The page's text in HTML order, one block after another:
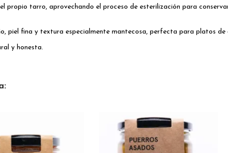
propio tarro, aprovechando el proceso de esterilización para
piel fina y textura especialmente mantecosa, perfecta para platos
y honesta.